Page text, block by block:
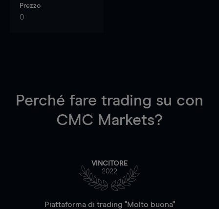
Prezzo
0
Perché fare trading su con
CMC Markets?
VINCITORE
2022
Piattaforma di trading "Molto buona"